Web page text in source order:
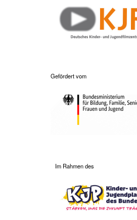
Gefördert vom
Im Rahmen des